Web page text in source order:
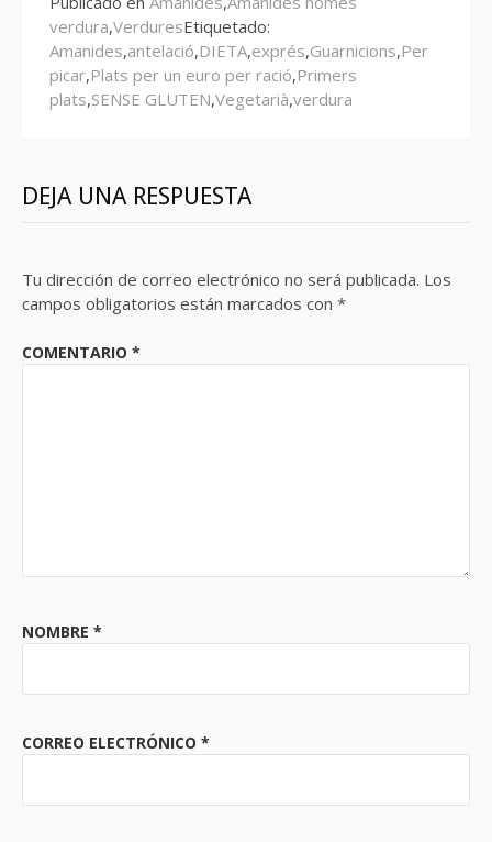
verdura,VerduresEtiquetado:
Amanides,antelació,DIETA,exprés,Guarnicions,Per
picar,Plats per un euro per ració,Primers
plats,SENSE GLUTEN,Vegetarià,verdura
DEJA UNA RESPUESTA
Tu dirección de correo electrónico no será publicada. Los
campos obligatorios están marcados con *
COMENTARIO *
NOMBRE *
CORREO ELECTRÓNICO *